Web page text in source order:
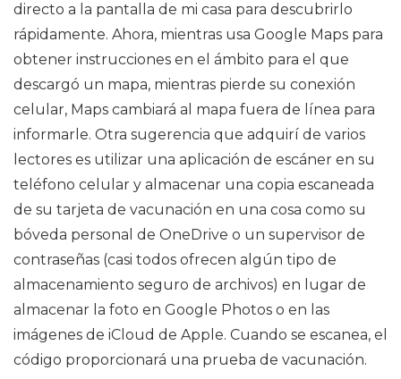
directo a la pantalla de mi casa para descubrirlo
rápidamente. Ahora, mientras usa Google Maps para
obtener instrucciones en el ámbito para el que
descargó un mapa, mientras pierde su conexión
celular, Maps cambiará al mapa fuera de línea para
informarle. Otra sugerencia que adquirí de varios
lectores es utilizar una aplicación de escáner en su
teléfono celular y almacenar una copia escaneada
de su tarjeta de vacunación en una cosa como su
bóveda personal de OneDrive o un supervisor de
contraseñas (casi todos ofrecen algún tipo de
almacenamiento seguro de archivos) en lugar de
almacenar la foto en Google Photos o en las
imágenes de iCloud de Apple. Cuando se escanea, el
código proporcionará una prueba de vacunación.